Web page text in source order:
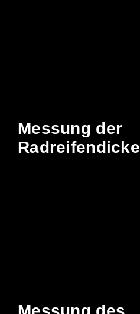
Messung der
Radreifendicke